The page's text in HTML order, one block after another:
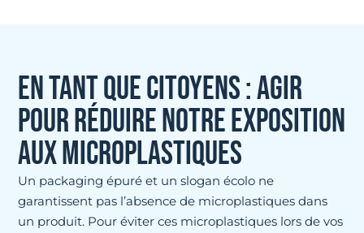
EN TANT QUE CITOYENS : AGIR
POUR RÉDUIRE NOTRE EXPOSITION
AUX MICROPLASTIQUES
Un packaging épuré et un slogan écolo ne
garantissent pas l’absence de microplastiques dans
un produit. Pour éviter ces microplastiques lors de vos